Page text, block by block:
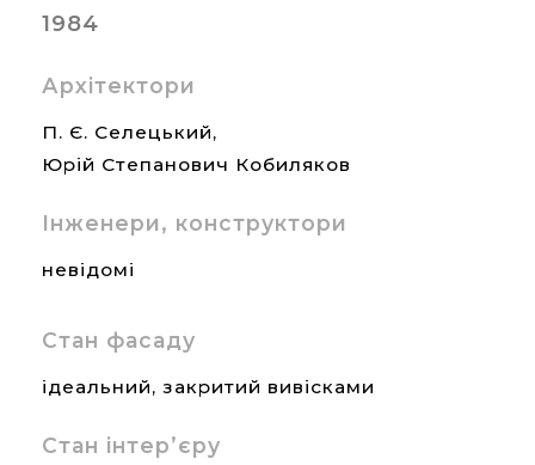
1984
Архітектори
П. Є. Селецький,
Юрій Степанович Кобиляков
Інженери, конструктори
невідомі
Стан фасаду
ідеальний, закритий вивісками
Стан інтер’єру